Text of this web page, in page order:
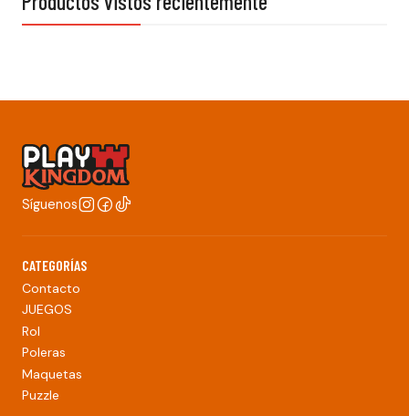
Síguenos
CATEGORÍAS
Contacto
JUEGOS
Rol
Poleras
Maquetas
Puzzle